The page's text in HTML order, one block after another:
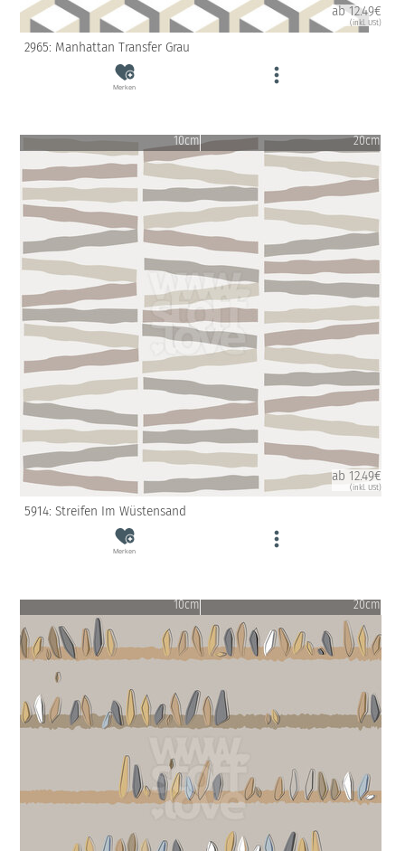
ab 12.49€
(inkl. USt)
2965: Manhattan Transfer Grau
Merken
10cm 20cm
ab 12.49€
(inkl. USt)
5914: Streifen Im Wüstensand
Merken
10cm 20cm